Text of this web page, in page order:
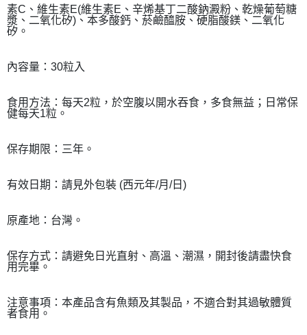
素C、維生素E(維生素E、辛烯基丁二酸鈉澱粉、乾燥葡萄糖
漿、二氧化矽)、本多酸鈣、菸鹼醯胺、硬脂酸鎂、二氧化
矽。
內容量：30粒入
食用方法：每天2粒，於空腹以開水吞食，多食無益；日常保
健每天1粒。
保存期限：三年。
有效日期：請見外包裝 (西元年/月/日)
原產地：台灣。
保存方式：請避免日光直射、高溫、潮濕，開封後請盡快食
用完畢。
注意事項：本產品含有魚類及其製品，不適合對其過敏體質
者食用。